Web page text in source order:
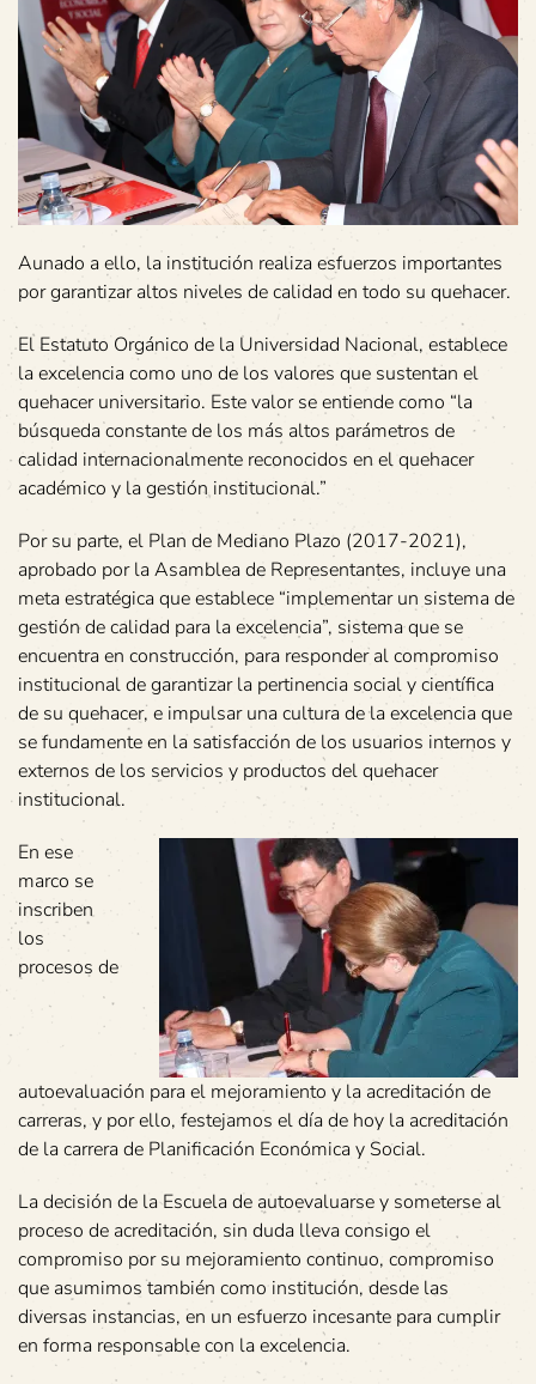
Aunado a ello, la institución realiza esfuerzos importantes
por garantizar altos niveles de calidad en todo su quehacer.
El Estatuto Orgánico de la Universidad Nacional, establece
la excelencia como uno de los valores que sustentan el
quehacer universitario. Este valor se entiende como “la
búsqueda constante de los más altos parámetros de
calidad internacionalmente reconocidos en el quehacer
académico y la gestión institucional.”
Por su parte, el Plan de Mediano Plazo (2017-2021),
aprobado por la Asamblea de Representantes, incluye una
meta estratégica que establece “implementar un sistema de
gestión de calidad para la excelencia”, sistema que se
encuentra en construcción, para responder al compromiso
institucional de garantizar la pertinencia social y científica
de su quehacer, e impulsar una cultura de la excelencia que
se fundamente en la satisfacción de los usuarios internos y
externos de los servicios y productos del quehacer
institucional.
En ese
marco se
inscriben
los
procesos de
autoevaluación para el mejoramiento y la acreditación de
carreras, y por ello, festejamos el día de hoy la acreditación
de la carrera de Planificación Económica y Social.
La decisión de la Escuela de autoevaluarse y someterse al
proceso de acreditación, sin duda lleva consigo el
compromiso por su mejoramiento continuo, compromiso
que asumimos también como institución, desde las
diversas instancias, en un esfuerzo incesante para cumplir
en forma responsable con la excelencia.